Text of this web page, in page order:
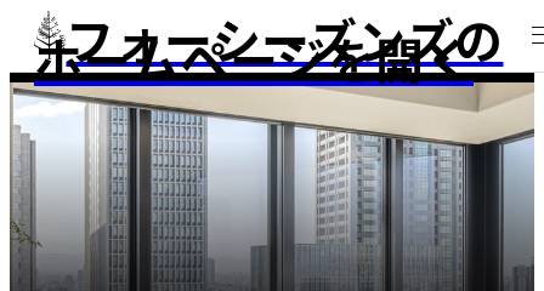
フォーシーズンズの
ホームページを開く